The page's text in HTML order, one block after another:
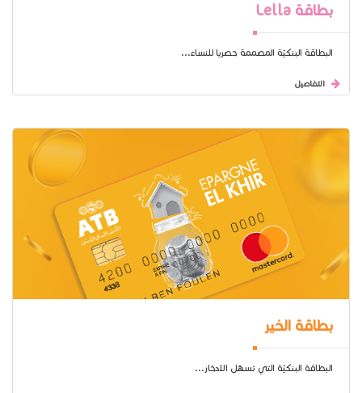
بطاقة Lella
البطاقة البنكيّة المصممة حصريا للنساء...
التفاصيل
بطاقة الخير
البطاقة البنكيّة التي تسهّل الادخار...